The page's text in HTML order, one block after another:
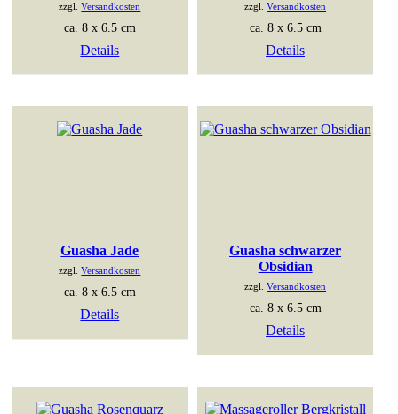
zzgl.Versandkosten
ca. 8 x 6.5 cm
Details
zzgl.Versandkosten
ca. 8 x 6.5 cm
Details
Guasha Jade
zzgl.Versandkosten
ca. 8 x 6.5 cm
Details
Guasha schwarzer
Obsidian
zzgl.Versandkosten
ca. 8 x 6.5 cm
Details